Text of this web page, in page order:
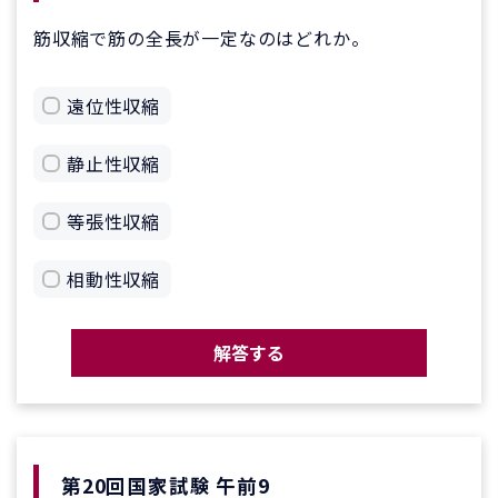
筋収縮で筋の全長が一定なのはどれか。
遠位性収縮
静止性収縮
等張性収縮
相動性収縮
解答する
第20回国家試験 午前9